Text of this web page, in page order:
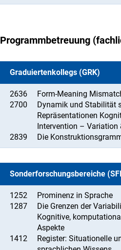
Programmbetreuung
Graduiertenkollegs (GRK)
2636
Form-Meaning
2700
Dynamik und Stabilität
Repräsentationen
Intervention – Variation
2839
Die
Sonderforschungsbereiche
1252
Prominenz in Sprache
1287
Die Grenzen der
Kognitive,
Aspekte
1412
Register: Situationelle